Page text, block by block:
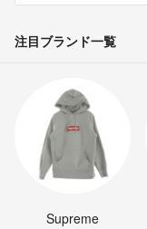
注目ブランド一覧
Supreme